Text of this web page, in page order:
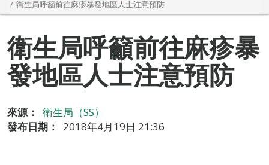
衛生局呼籲前往麻疹暴發地區人士注意預防
衛生局呼籲前往麻疹暴
發地區人士注意預防
來源：
衛生局（SS）
發布日期：
2018年4月19日 21:36